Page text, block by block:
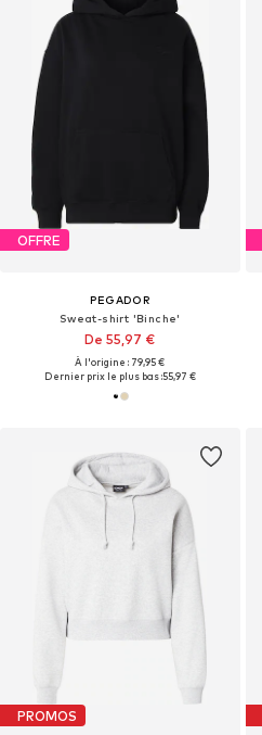
OFFRE
PEGADOR
Sweat-shirt 'Binche'
De 55,97 €
À l'origine : 79,95 €
Dernier prix le plus bas :55,97 €
PROMOS